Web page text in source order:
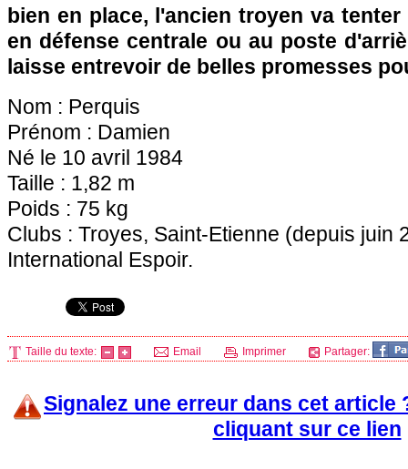
bien en place, l'ancien troyen va
en défense centrale ou au poste
laisse entrevoir de belles promesses
Nom : Perquis
Prénom : Damien
Né le 10 avril 1984
Taille : 1,82 m
Poids : 75 kg
Clubs : Troyes, Saint-Etienne (depuis juin
International Espoir.
Taille du texte: Email Imprimer Partager:
Signalez une erreur dans cet article
cliquant sur ce lien